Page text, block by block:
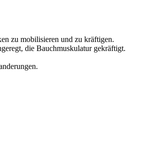
zu mobilisieren und zu kräftigen.
die Bauchmuskulatur gekräftigt.